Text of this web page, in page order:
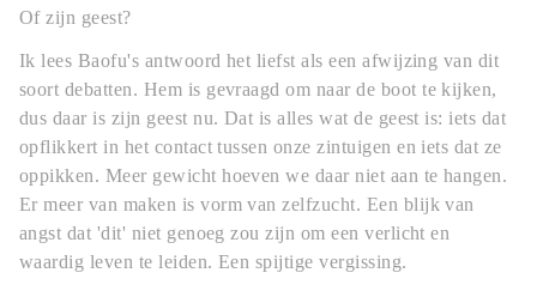
Of zijn geest?
Ik lees Baofu's antwoord het liefst als een afwijzing van dit
soort debatten. Hem is gevraagd om naar de boot te kijken,
dus daar is zijn geest nu. Dat is alles wat de geest is: iets dat
opflikkert in het contact tussen onze zintuigen en iets dat ze
oppikken. Meer gewicht hoeven we daar niet aan te hangen.
Er meer van maken is vorm van zelfzucht. Een blijk van
angst dat 'dit' niet genoeg zou zijn om een verlicht en
waardig leven te leiden. Een spijtige vergissing.